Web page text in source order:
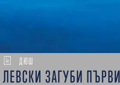
ДЮШ
ЛЕВСКИ ЗАГУБИ